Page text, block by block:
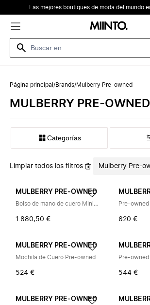
Las mejores boutiques de moda del mundo
Página principal /Brands/Mulberry Pre-owned
MULBERRY PRE-OWNED
Categorías
Limpiar todos los filtros Mulberry Pre-
MULBERRY PRE-OWNED
Bolso de mano de cuero Mini Iris Pre-owned
1.880,50 €
Pre-
620 €
MULBERRY PRE-OWNED
Mochila de Cuero Pre-owned
524 €
Pre-owned
544 €
MULBERRY PRE-OWNED